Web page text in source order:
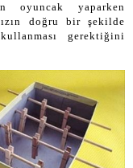
oyuncak yaparken
doğru bir şekilde
gerektiğini